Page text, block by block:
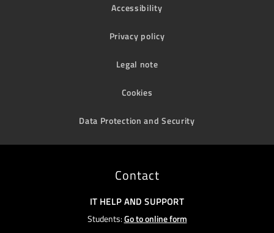
Accessibility
Privacy policy
Legal note
Cookies
Data Protection and Security
Contact
IT HELP AND SUPPORT
Students:Go to online form